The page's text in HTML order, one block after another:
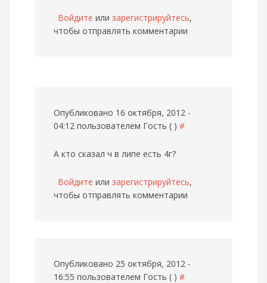
Войдите или зарегистрируйтесь,
чтобы отправлять комментарии
Опубликовано 16 октября, 2012 -
04:12 пользователем Гость ( ) #
А кто сказал ч в липе есть 4г?
Войдите или зарегистрируйтесь,
чтобы отправлять комментарии
Опубликовано 25 октября, 2012 -
16:55 пользователем Гость ( ) #